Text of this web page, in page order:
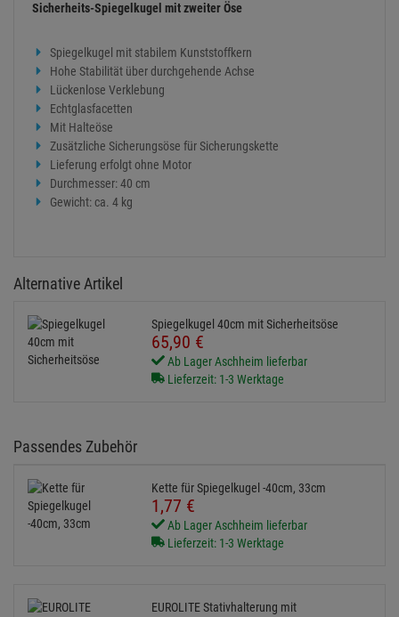
Sicherheits-Spiegelkugel mit zweiter Öse
Spiegelkugel mit stabilem Kunststoffkern
Hohe Stabilität über durchgehende Achse
Lückenlose Verklebung
Echtglasfacetten
Mit Halteöse
Zusätzliche Sicherungsöse für Sicherungskette
Lieferung erfolgt ohne Motor
Durchmesser: 40 cm
Gewicht: ca. 4 kg
Alternative Artikel
Spiegelkugel 40cm mit Sicherheitsöse
65,90 €
Ab Lager Aschheim lieferbar
Lieferzeit: 1-3 Werktage
Passendes Zubehör
Kette für Spiegelkugel -40cm, 33cm
1,77 €
Ab Lager Aschheim lieferbar
Lieferzeit: 1-3 Werktage
EUROLITE Stativhalterung mit